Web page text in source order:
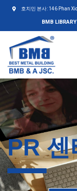
호치민 본사: 146 Phan
BMB LIBRARY
PR 센